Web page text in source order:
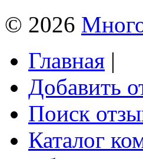
© 2026
Главная |
Добавить
Поиск
Каталог